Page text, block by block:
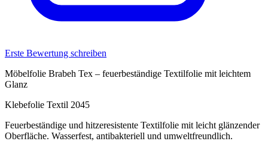
Erste Bewertung schreiben
Möbelfolie Brabeh Tex – feuerbeständige Textilfolie mit leichtem
Glanz
Klebefolie Textil 2045
Feuerbeständige und hitzeresistente Textilfolie mit leicht glänzender
Oberfläche. Wasserfest, antibakteriell und umweltfreundlich.